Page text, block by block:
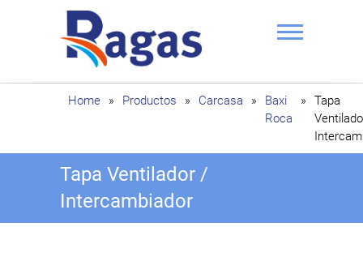
Ragas
Home » Productos » Carcasa »
Baxi
Roca
»
Tapa
Tapa Ventilador /
Intercambiador